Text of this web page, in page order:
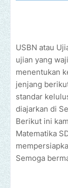
USBN atau
ujian yang
menentukan
jenjang
standar
diajarkan di
Berikut ini
Matematika
Semoga